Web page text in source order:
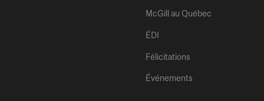
McGill au Québec
ÉDI
Félicitations
Événements